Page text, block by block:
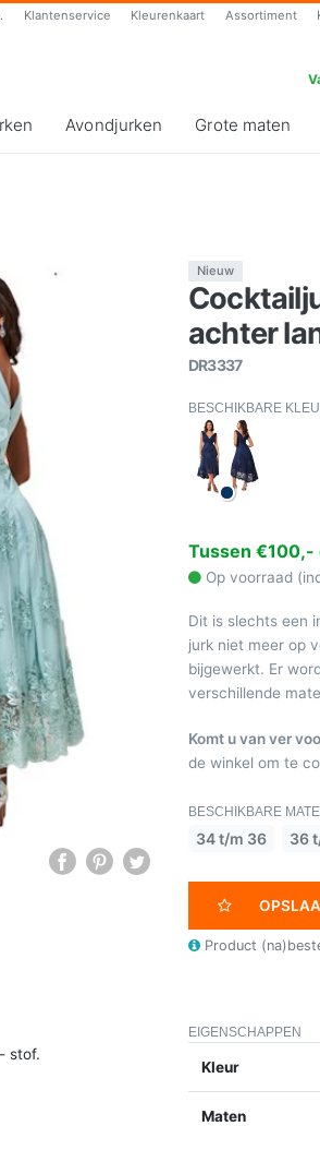
Klantenservice Kleurenkaart Assortiment
Avondjurken Grote maten
Nieuw
achter
DR3337
BESCHIKBARE
Tussen €100,-
Op voorraad
Dit is slechts een
jurk niet meer op
bijgewerkt. Er
verschillende
Komt u van ver
de winkel om te
BESCHIKBARE
34 t/m 36 36
Product
stof.
EIGENSCHAPPEN
Kleur
Maten